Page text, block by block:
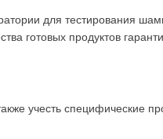
для тестирования
готовых продуктов
учесть специфические